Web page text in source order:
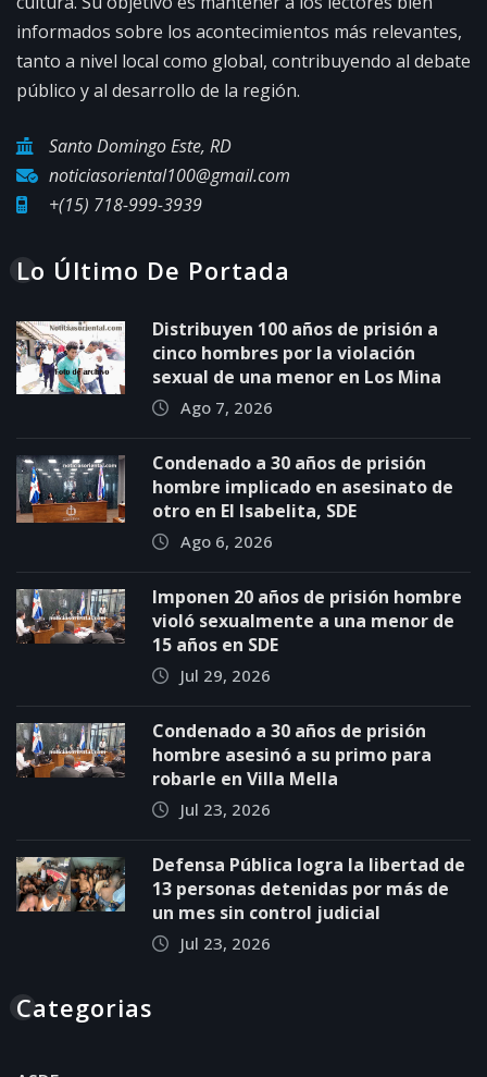
informados sobre los acontecimientos más relevantes,
tanto a nivel local como global, contribuyendo al debate
público y al desarrollo de la región.
Santo Domingo Este, RD
noticiasoriental100@gmail.com
+(15) 718-999-3939
Lo Último De Portada
Distribuyen 100 años de prisión a
cinco hombres por la violación
sexual de una menor en Los Mina
Ago 7, 2026
Condenado a 30 años de prisión
hombre implicado en asesinato de
otro en El Isabelita, SDE
Ago 6, 2026
Imponen 20 años de prisión hombre
violó sexualmente a una menor de
15 años en SDE
Jul 29, 2026
Condenado a 30 años de prisión
hombre asesinó a su primo para
robarle en Villa Mella
Jul 23, 2026
Defensa Pública logra la libertad de
13 personas detenidas por más de
un mes sin control judicial
Jul 23, 2026
Categorias